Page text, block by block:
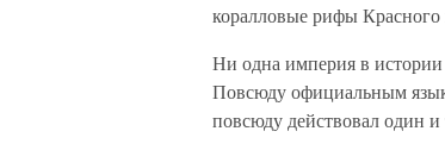
коралловые рифы Красного
Ни одна империя в
Повсюду официальным
повсюду действовал один